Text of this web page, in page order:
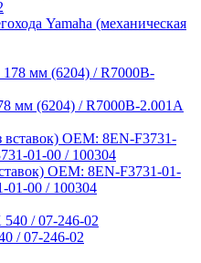
Yamaha (механическая
мм (6204) / R7000B-2.001A
OEM: 8EN-F3731-01-
01-00 / 100304
/ 07-246-02